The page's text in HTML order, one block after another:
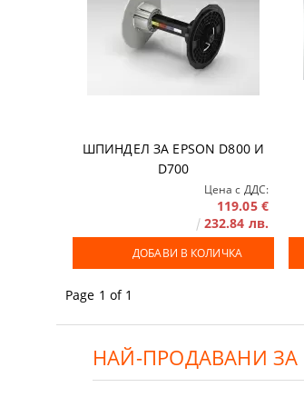
ШПИНДЕЛ ЗА EPSON D800 И
D700
Цена с ДДС:
119.05 €
232.84 лв.
ДОБАВИ В КОЛИЧКА
Page 1 of 1